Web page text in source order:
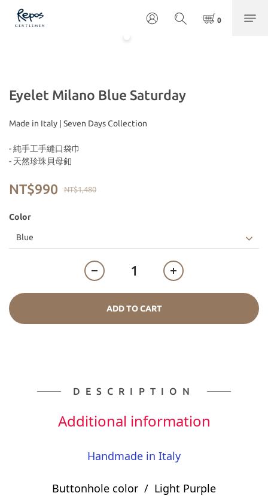
Eyelet Milano Blue Saturday
Made in Italy | Seven Days Collection
- 純手工手縫口袋巾
- 天然珍珠貝母釦
NT$1,480
NT$990
Color
ADD TO CART
DESCRIPTION
Additional information
Handmade in Italy
Buttonhole color / Light Purple